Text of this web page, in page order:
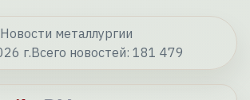
Новости металлургии
г.Всего новостей: 181 479